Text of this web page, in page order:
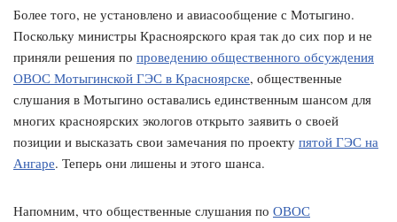
Более того, не установлено и авиасообщение с Мотыгино.
Поскольку министры Красноярского края так до сих пор и не
приняли решения по проведению общественного обсуждения
ОВОС Мотыгинской ГЭС в Красноярске, общественные
слушания в Мотыгино оставались единственным шансом для
многих красноярских экологов открыто заявить о своей
позиции и высказать свои замечания по проекту пятой ГЭС на
Ангаре. Теперь они лишены и этого шанса.
Напомним, что общественные слушания по ОВОС